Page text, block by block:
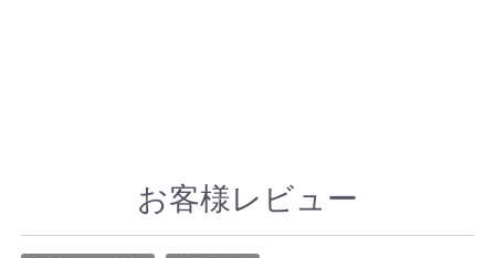
お客様レビュー